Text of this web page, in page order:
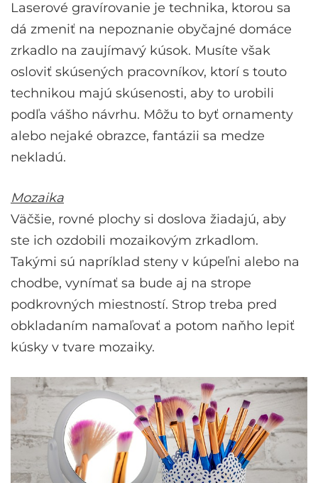
Laserové gravírovanie je technika, ktorou sa
dá zmeniť na nepoznanie obyčajné domáce
zrkadlo na zaujímavý kúsok. Musíte však
osloviť skúsených pracovníkov, ktorí s touto
technikou majú skúsenosti, aby to urobili
podľa vášho návrhu. Môžu to byť ornamenty
alebo nejaké obrazce, fantázii sa medze
nekladú.
Mozaika
Väčšie, rovné plochy si doslova žiadajú, aby
ste ich ozdobili mozaikovým zrkadlom.
Takými sú napríklad steny v kúpeľni alebo na
chodbe, vynímať sa bude aj na strope
podkrovných miestností. Strop treba pred
obkladaním namaľovať a potom naňho lepiť
kúsky v tvare mozaiky.